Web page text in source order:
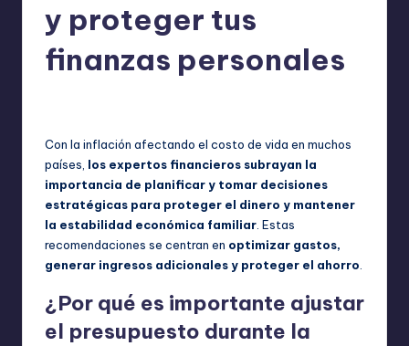
y proteger tus
finanzas personales
Con la inflación afectando el costo de vida en muchos
países, los expertos financieros subrayan la
importancia de planificar y tomar decisiones
estratégicas para proteger el dinero y mantener
la estabilidad económica familiar. Estas
recomendaciones se centran en optimizar gastos,
generar ingresos adicionales y proteger el ahorro.
¿Por qué es importante ajustar
el presupuesto durante la